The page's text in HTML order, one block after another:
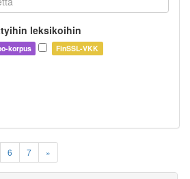
leksikoihin
korpus FinSSL-VKK
6 7 »